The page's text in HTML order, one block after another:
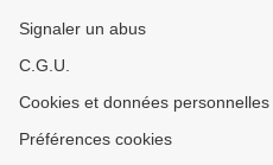
Signaler un abus
C.G.U.
Cookies et données personnelles
Préférences cookies